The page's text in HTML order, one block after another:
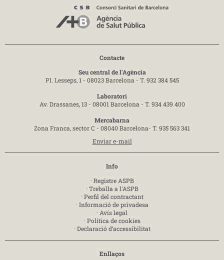
Contacte
Seu central de l'Agència
Pl. Lesseps, 1 - 08023 Barcelona - T. 932 384 545
Laboratori
Av. Drassanes, 13 - 08001 Barcelona - T. 934 439 400
Mercabarna
Zona Franca, sector C - 08040 Barcelona- T. 935 563 341
Enviar e-mail
Info
· Registre ASPB
· Treballa a l'ASPB
· Perfil del contractant
· Informació de privadesa
· Avís legal
· Política de cookies
· Declaració d’accessibilitat
Enllaços